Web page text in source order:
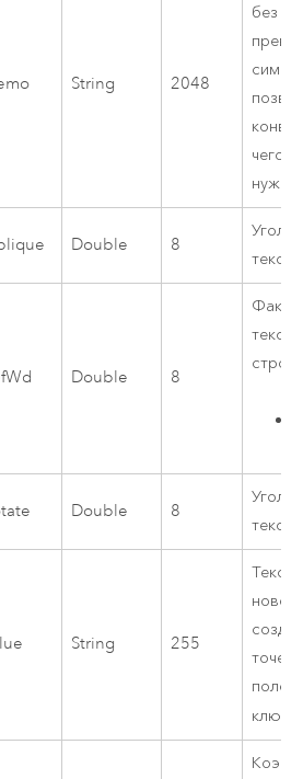
String 2048
без
чего
нужно
Double 8
Угол
текста
Double 8
строк.
Double 8
Угол
String 255
поле